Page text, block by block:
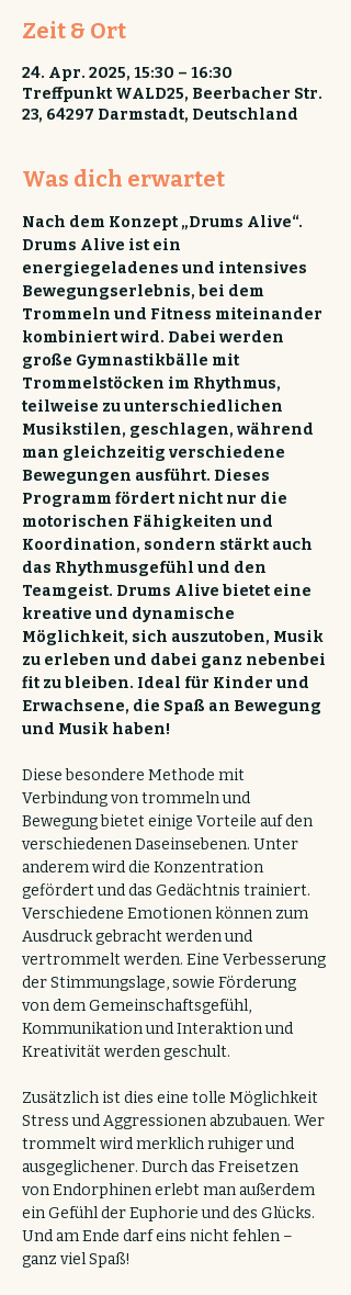
Zeit & Ort
24. Apr. 2025, 15:30 – 16:30
Treffpunkt WALD25, Beerbacher Str.
23, 64297 Darmstadt, Deutschland
Was dich erwartet
Nach dem Konzept „Drums Alive“.
Drums Alive ist ein
energiegeladenes und intensives
Bewegungserlebnis, bei dem
Trommeln und Fitness miteinander
kombiniert wird. Dabei werden
große Gymnastikbälle mit
Trommelstöcken im Rhythmus,
teilweise zu unterschiedlichen
Musikstilen, geschlagen, während
man gleichzeitig verschiedene
Bewegungen ausführt. Dieses
Programm fördert nicht nur die
motorischen Fähigkeiten und
Koordination, sondern stärkt auch
das Rhythmusgefühl und den
Teamgeist. Drums Alive bietet eine
kreative und dynamische
Möglichkeit, sich auszutoben, Musik
zu erleben und dabei ganz nebenbei
fit zu bleiben. Ideal für Kinder und
Erwachsene, die Spaß an Bewegung
und Musik haben!
Diese besondere Methode mit
Verbindung von trommeln und
Bewegung bietet einige Vorteile auf den
verschiedenen Daseinsebenen. Unter
anderem wird die Konzentration
gefördert und das Gedächtnis trainiert.
Verschiedene Emotionen können zum
Ausdruck gebracht werden und
vertrommelt werden. Eine Verbesserung
der Stimmungslage, sowie Förderung
von dem Gemeinschaftsgefühl,
Kommunikation und Interaktion und
Kreativität werden geschult.
Zusätzlich ist dies eine tolle Möglichkeit
Stress und Aggressionen abzubauen. Wer
trommelt wird merklich ruhiger und
ausgeglichener. Durch das Freisetzen
von Endorphinen erlebt man außerdem
ein Gefühl der Euphorie und des Glücks.
Und am Ende darf eins nicht fehlen –
ganz viel Spaß!